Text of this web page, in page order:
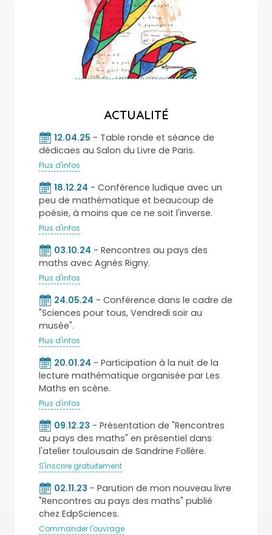
ACTUALITÉ
12.04.25 - Table ronde et séance de
dédicaes au Salon du Livre de Paris.
Plus d'infos
18.12.24 - Conférence ludique avec un
peu de mathématique et beaucoup de
poésie, à moins que ce ne soit l'inverse.
Plus d'infos
03.10.24 - Rencontres au pays des
maths avec Agnès Rigny.
Plus d'infos
24.05.24 - Conférence dans le cadre de
"Sciences pour tous, Vendredi soir au
musée".
Plus d'infos
20.01.24 - Participation à la nuit de la
lecture mathématique organisée par Les
Maths en scène.
Plus d'infos
09.12.23 - Présentation de "Rencontres
au pays des maths" en présentiel dans
l'atelier toulousain de Sandrine Follère.
S'inscrire gratuitement
02.11.23 - Parution de mon nouveau livre
"Rencontres au pays des maths" publié
chez EdpSciences.
Commander l'ouvrage